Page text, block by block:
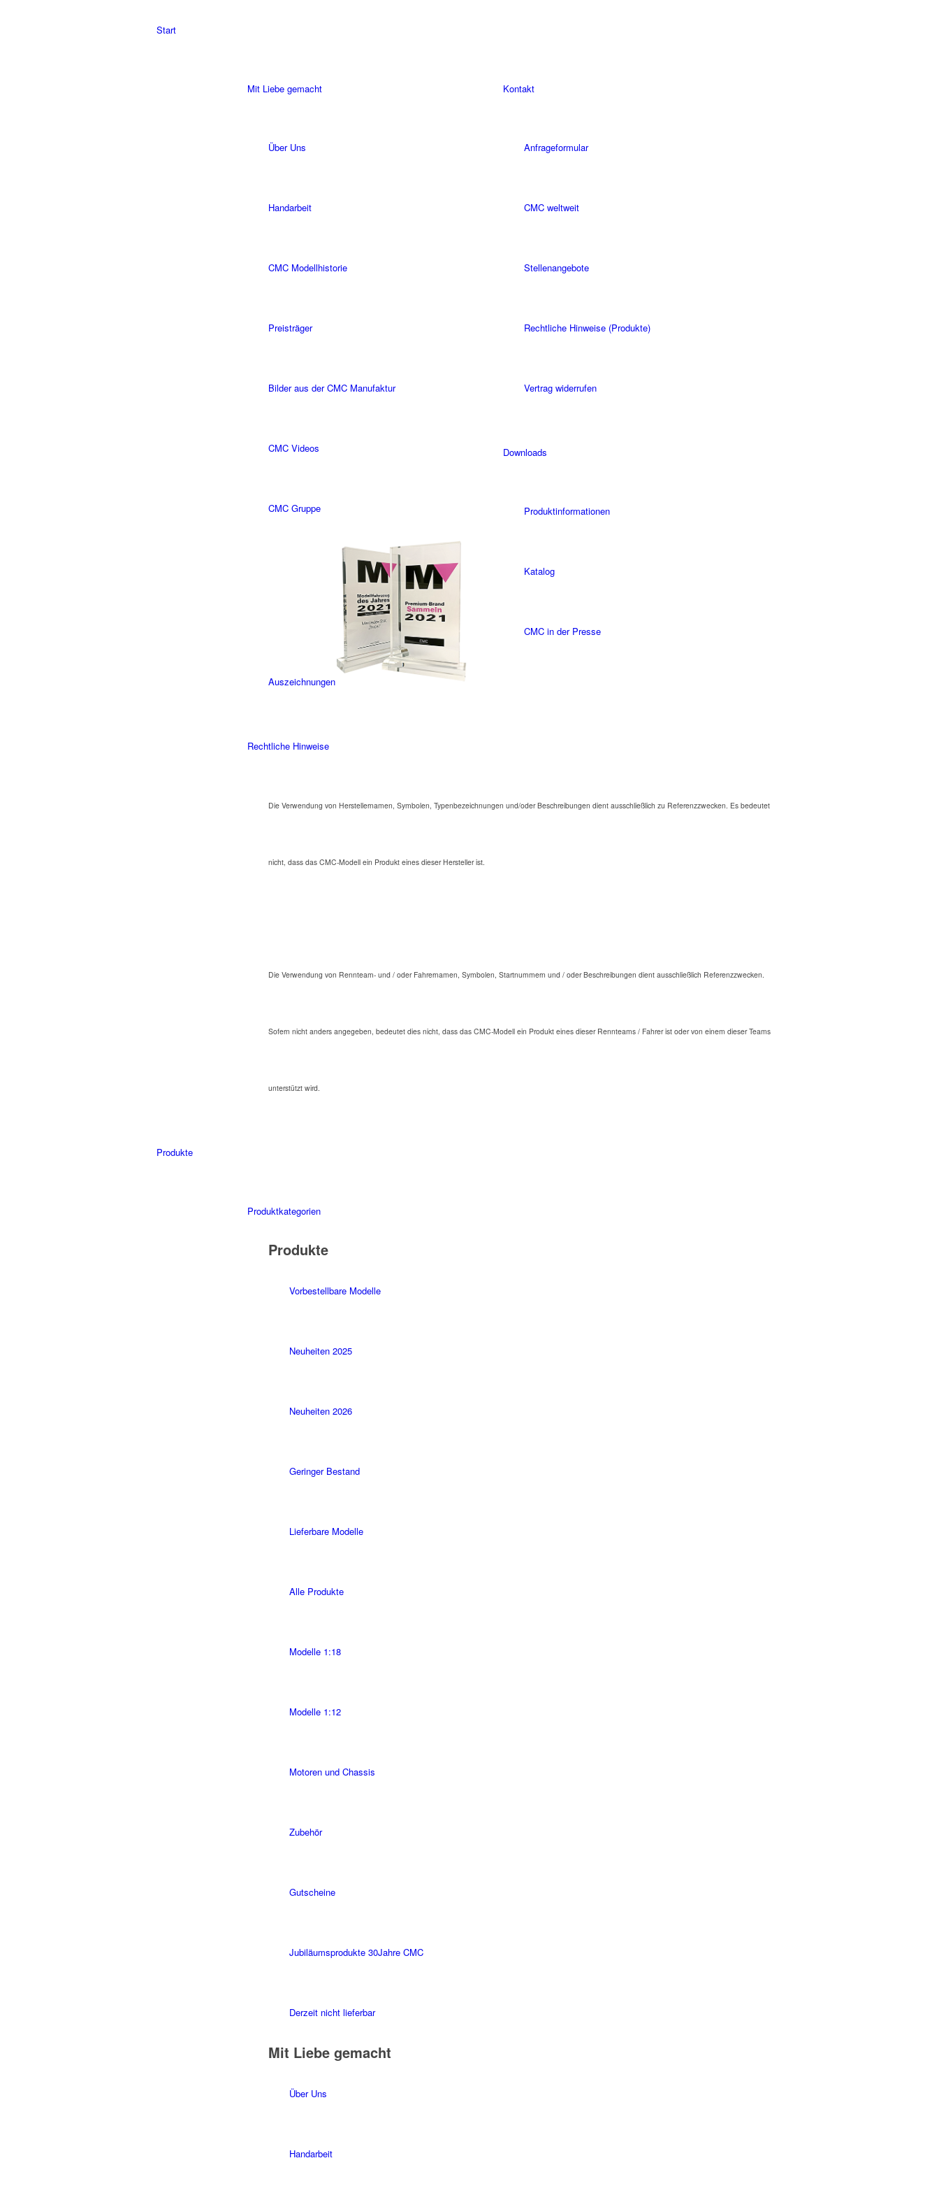
Start
Mit Liebe gemacht
Über Uns
Handarbeit
CMC Modellhistorie
Preisträger
Bilder aus der CMC Manufaktur
CMC Videos
CMC Gruppe
Auszeichnungen
Kontakt
Anfrageformular
CMC weltweit
Stellenangebote
Rechtliche Hinweise (Produkte)
Vertrag widerrufen
Downloads
Produktinformationen
Katalog
CMC in der Presse
Rechtliche Hinweise
Die Verwendung von Herstellernamen, Symbolen, Typenbezeichnungen und/oder Beschreibungen dient ausschließlich zu Referenzzwecken. Es bedeutet
nicht, dass das CMC-Modell ein Produkt eines dieser Hersteller ist.
Die Verwendung von Rennteam- und / oder Fahrernamen, Symbolen, Startnummern und / oder Beschreibungen dient ausschließlich Referenzzwecken.
Sofern nicht anders angegeben, bedeutet dies nicht, dass das CMC-Modell ein Produkt eines dieser Rennteams / Fahrer ist oder von einem dieser Teams
unterstützt wird.
Produkte
Produktkategorien
Produkte
Vorbestellbare Modelle
Neuheiten 2025
Neuheiten 2026
Geringer Bestand
Lieferbare Modelle
Alle Produkte
Modelle 1:18
Modelle 1:12
Motoren und Chassis
Zubehör
Gutscheine
Jubiläumsprodukte 30Jahre CMC
Derzeit nicht lieferbar
Mit Liebe gemacht
Über Uns
Handarbeit